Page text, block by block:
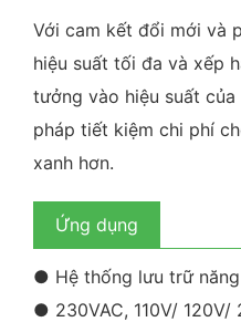
Với cam kết đổi mới và
hiệu suất tối đa và xếp
tưởng vào hiệu suất
pháp tiết kiệm chi phí
xanh hơn.
Ứng dụng
● Hệ thống lưu trữ
● 230VAC, 110V/